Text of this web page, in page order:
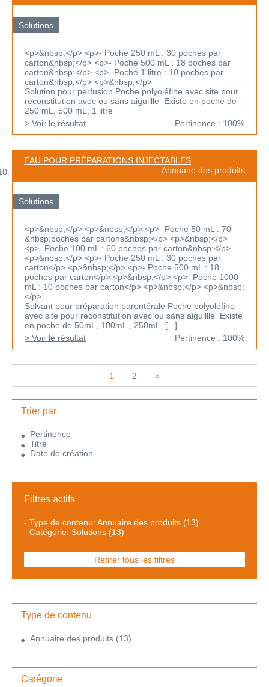
Solutions
<p>&nbsp;</p> <p>- Poche 250 mL : 30 poches par
carton&nbsp;</p> <p>- Poche 500 mL : 18 poches par
carton&nbsp;</p> <p>- Poche 1 litre : 10 poches par
carton&nbsp;</p> <p>&nbsp;</p>
Solution pour perfusion Poche polyoléfine avec site pour
reconstitution avec ou sans aiguillle Existe en poche de
250 mL, 500 mL, 1 litre
> Voir le résultat
Pertinence : 100%
EAU POUR PRÉPARATIONS INJECTABLES
Annuaire des produits
Solutions
<p>&nbsp;</p> <p>&nbsp;</p> <p>- Poche 50 mL : 70
&nbsp;poches par cartons&nbsp;</p> <p>&nbsp;</p>
<p>- Poche 100 mL : 60 poches par carton&nbsp;</p>
<p>&nbsp;</p> <p>- Poche 250 mL : 30 poches par
carton</p> <p>&nbsp;</p> <p>- Poche 500 mL : 18
poches par carton</p> <p>&nbsp;</p> <p>- Poche 1000
mL : 10 poches par carton</p> <p>&nbsp;</p> <p>&nbsp;
</p>
Solvant pour préparation parentérale Poche polyoléfine
avec site pour reconstitution avec ou sans aiguillle Existe
en poche de 50mL, 100mL , 250mL, [...]
> Voir le résultat
Pertinence : 100%
1 2 »
Trier par
Pertinence
Titre
Date de création
Filtres actifs
- Type de contenu: Annuaire des produits (13)
- Catégorie: Solutions (13)
Retirer tous les filtres
Type de contenu
Annuaire des produits (13)
Catégorie